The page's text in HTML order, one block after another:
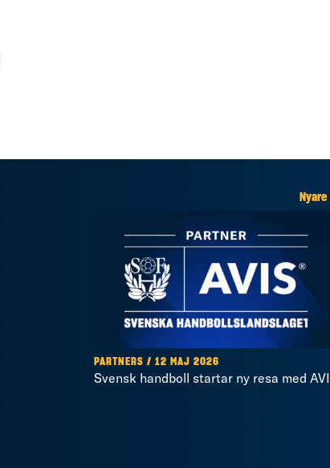
PARTNERS / 12 MAJ 2026
Svensk handboll startar ny resa med